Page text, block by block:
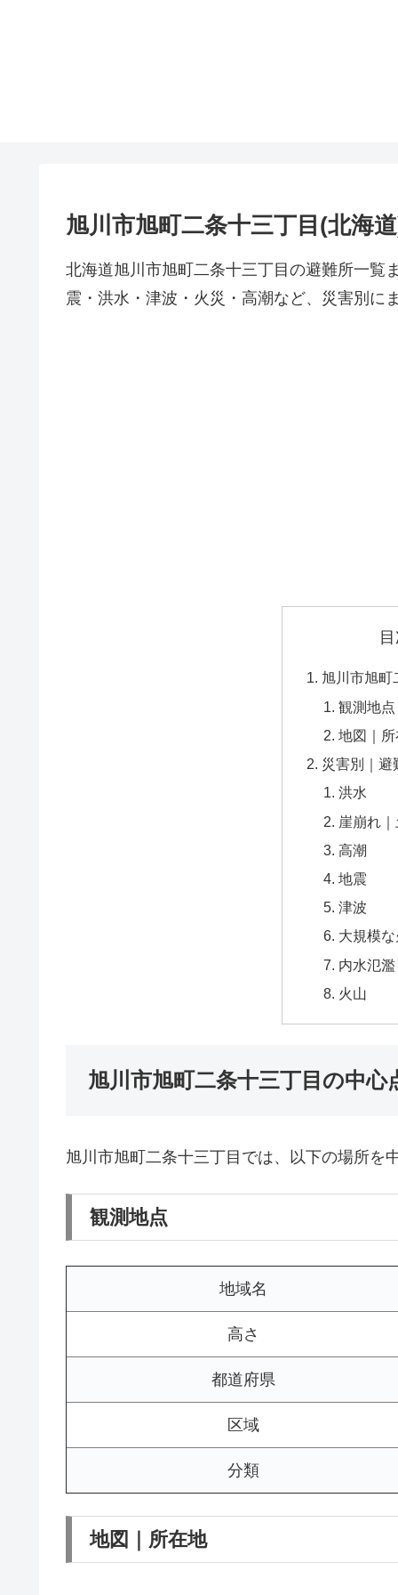
旭川市旭町二条十三丁目(北海
北海道旭川市旭町二条十三丁目の避難所一覧
震・洪水・津波・火災・高潮など、災害別に
旭川市旭町
観測地点
地図｜
災害別｜避
洪水
崖崩れ
高潮
地震
津波
大規模
内水氾濫
火山
旭川市旭町二条十三丁目の中心
旭川市旭町二条十三丁目では、以下の場所を
観測地点
地域名
高さ
都道府県
区域
分類
地図｜所在地